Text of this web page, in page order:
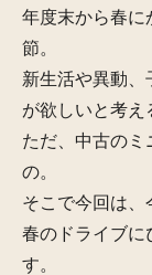
年度末から春に
節。
新生活や異動、
が欲しいと考え
ただ、中古のミ
の。
そこで今回は、
春のドライブに
す。